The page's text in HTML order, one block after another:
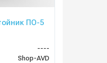
ПО-5
----
Shop-AVD